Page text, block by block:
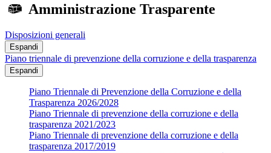
Amministrazione Trasparente
Disposizioni generali
Espandi
Piano triennale di prevenzione della corruzione e della trasparenza
Espandi
Piano Triennale di Prevenzione della Corruzione e della
Trasparenza 2026/2028
Piano Triennale di prevenzione della corruzione e della
trasparenza 2021/2023
Piano Triennale di prevenzione della corruzione e della
trasparenza 2017/2019